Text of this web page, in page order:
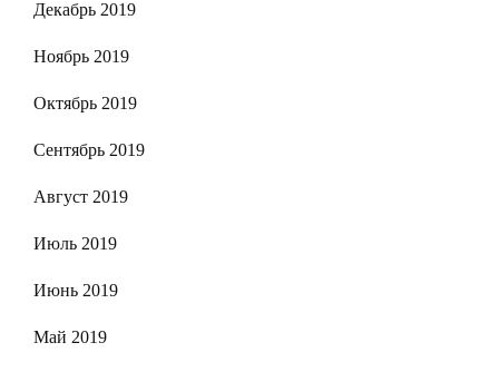
Декабрь 2019
Ноябрь 2019
Октябрь 2019
Сентябрь 2019
Август 2019
Июль 2019
Июнь 2019
Май 2019